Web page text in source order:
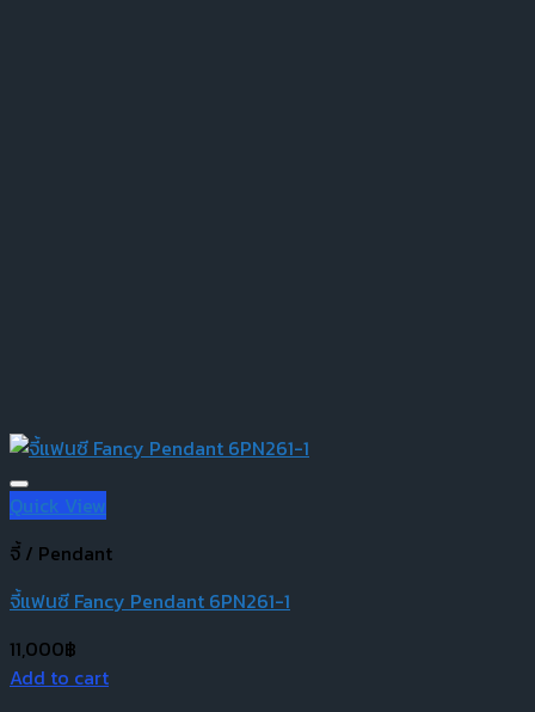
Quick View
จี้ / Pendant
จี้แฟนซี Fancy Pendant 6PN261-1
11,000฿
Add to cart